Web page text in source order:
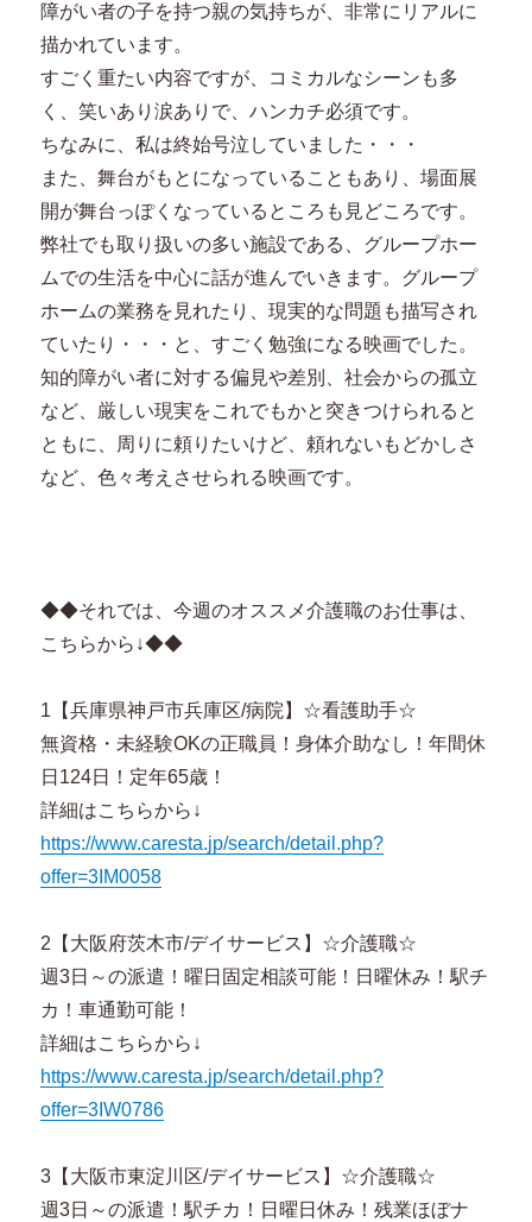
障がい者の子を持つ親の気持ちが、非常にリアルに
描かれています。
すごく重たい内容ですが、コミカルなシーンも多
く、笑いあり涙ありで、ハンカチ必須です。
ちなみに、私は終始号泣していました・・・
また、舞台がもとになっていることもあり、場面展
開が舞台っぽくなっているところも見どころです。
弊社でも取り扱いの多い施設である、グループホー
ムでの生活を中心に話が進んでいきます。グループ
ホームの業務を見れたり、現実的な問題も描写され
ていたり・・・と、すごく勉強になる映画でした。
知的障がい者に対する偏見や差別、社会からの孤立
など、厳しい現実をこれでもかと突きつけられると
ともに、周りに頼りたいけど、頼れないもどかしさ
など、色々考えさせられる映画です。
◆◆それでは、今週のオススメ介護職のお仕事は、
こちらから↓◆◆
1【兵庫県神戸市兵庫区/病院】☆看護助手☆
無資格・未経験OKの正職員！身体介助なし！年間休
日124日！定年65歳！
詳細はこちらから↓
https://www.caresta.jp/search/detail.php?
offer=3IM0058
2【大阪府茨木市/デイサービス】☆介護職☆
週3日～の派遣！曜日固定相談可能！日曜休み！駅チ
カ！車通勤可能！
詳細はこちらから↓
https://www.caresta.jp/search/detail.php?
offer=3IW0786
3【大阪市東淀川区/デイサービス】☆介護職☆
週3日～の派遣！駅チカ！日曜日休み！残業ほぼナ